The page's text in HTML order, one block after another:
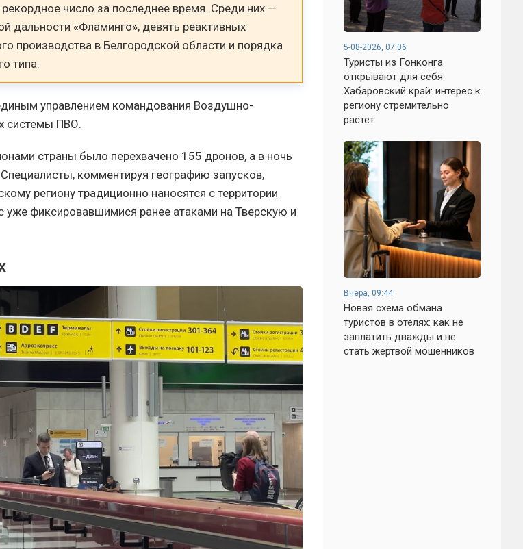
число за последнее время. Среди них —
дальности «Фламинго», девять реактивных
производства в Белгородской области и порядка
типа.
управлением командования Воздушно-
системы ПВО.
страны было перехвачено 155 дронов, а в ночь
комментируя географию запусков,
региону традиционно наносятся с территории
уже фиксировавшимися ранее атаками на Тверскую и
5-08-2026, 07:06
Туристы из Гонконга
открывают для себя
Хабаровский край: интерес к
региону стремительно
растет
Вчера, 09:44
Новая схема обмана
туристов в отелях: как не
заплатить дважды и не
стать жертвой мошенников